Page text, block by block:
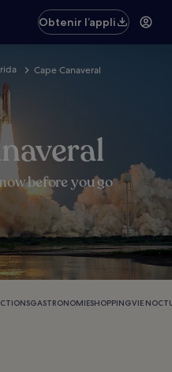
Obtenir l’appli
Cape Canaveral
before you go
GASTRONOMIESHOPPINGVIE